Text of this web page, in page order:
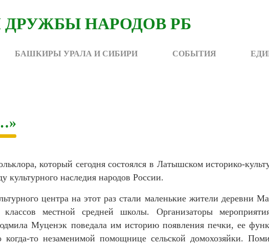
БАШКИРЫ УРАЛА И СИБИРИ СОБЫТИЯ
который сегодня состоялся в Латышском историко-
культурного наследия народов России.
центра на этот раз стали маленькие жители деревни
классов местной средней школы. Организаторы
Муценэк поведала им историю появления печки, ее
то незаменимой помощнице сельской домохозяйки.